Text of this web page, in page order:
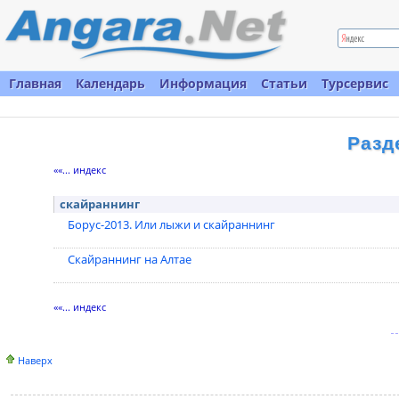
Главная Календарь Информация Статьи Турсервис
««... индекс
скайраннинг
Борус-2013. Или лыжи и скайраннинг
Скайраннинг на Алтае
««... индекс
Наверх